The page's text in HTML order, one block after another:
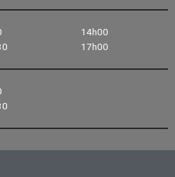
14h00
17h00